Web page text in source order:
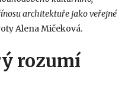
architektuře jako veřejné
Alena Mičeková.
rozumí